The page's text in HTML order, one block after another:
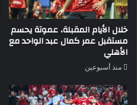
خلال الأيام المقبلة، عموتة يحسم
مستقبل عمر كمال عبد الواحد مع
الأهلي
منذ أسبوعين